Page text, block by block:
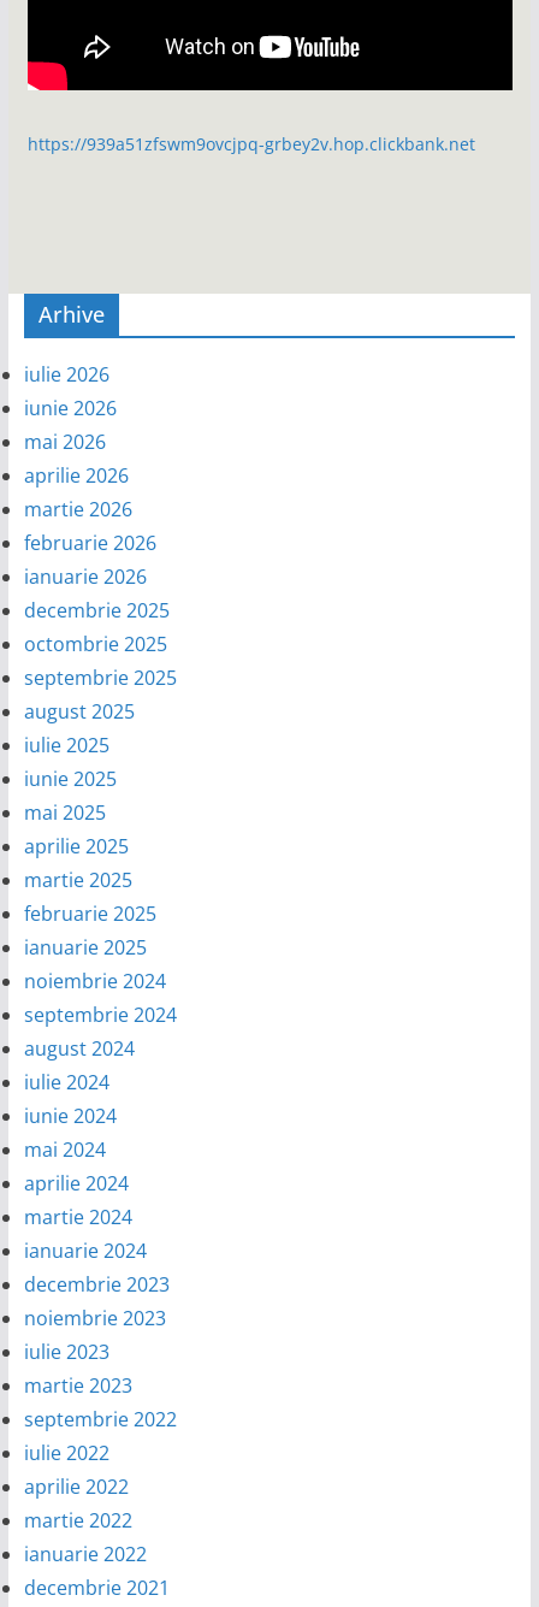
https://939a51zfswm9ovcjpq-grbey2v.hop.clickbank.net
Arhive
iulie 2026
iunie 2026
mai 2026
aprilie 2026
martie 2026
februarie 2026
ianuarie 2026
decembrie 2025
octombrie 2025
septembrie 2025
august 2025
iulie 2025
iunie 2025
mai 2025
aprilie 2025
martie 2025
februarie 2025
ianuarie 2025
noiembrie 2024
septembrie 2024
august 2024
iulie 2024
iunie 2024
mai 2024
aprilie 2024
martie 2024
ianuarie 2024
decembrie 2023
noiembrie 2023
iulie 2023
martie 2023
septembrie 2022
iulie 2022
aprilie 2022
martie 2022
ianuarie 2022
decembrie 2021